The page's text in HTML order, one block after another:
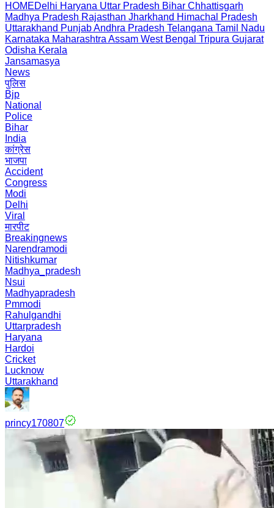
HOMEDelhi Haryana Uttar Pradesh Bihar Chhattisgarh
Madhya Pradesh Rajasthan Jharkhand Himachal Pradesh
Uttarakhand PunjabAndhra Pradesh Telangana Tamil Nadu
Karnataka Maharashtra Assam West Bengal Tripura Gujarat
Odisha Kerala
Jansamasya
News
पुलिस
Bjp
National
Police
Bihar
India
कांग्रेस
भाजपा
Accident
Congress
Modi
Delhi
Viral
मारपीट
Breakingnews
Narendramodi
Nitishkumar
Madhya_pradesh
Nsui
Madhyapradesh
Pmmodi
Rahulgandhi
Uttarpradesh
Haryana
Hardoi
Cricket
Lucknow
Uttarakhand
princy170807